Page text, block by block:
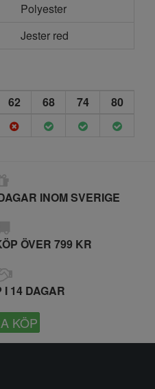
Polyester
Jester red
62 68 74
80
INOM SVERIGE
ÖVER 799 KR
I 14 DAGAR
KÖP